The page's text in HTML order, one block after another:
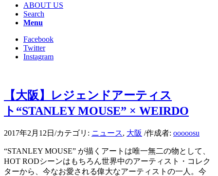
ABOUT US
Search
Menu
Facebook
Twitter
Instagram
【大阪】レジェンドアーティス
ト“STANLEY MOUSE” × WEIRDO
2017年2月12日 /カテゴリ: ニュース, 大阪 /作成者: ooooosu
“STANLEY MOUSE” が描くアートは唯一無二の物として、
HOT RODシーンはもちろん世界中のアーティスト・コレク
ターから、今なお愛される偉大なアーティストの一人。今